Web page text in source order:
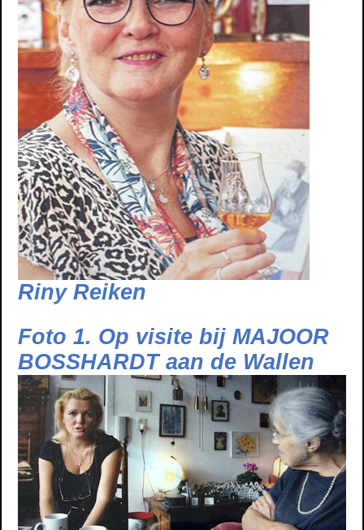
Riny Reiken
Foto 1. Op visite bij MAJOOR
BOSSHARDT aan de Wallen